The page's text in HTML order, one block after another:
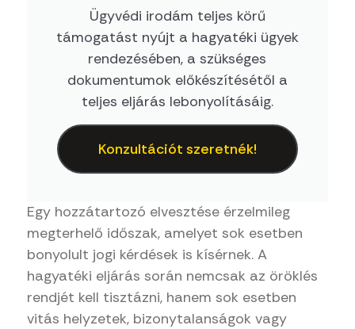
Ügyvédi irodám teljes körű
támogatást nyújt a hagyatéki ügyek
rendezésében, a szükséges
dokumentumok előkészítésétől a
teljes eljárás lebonyolításáig.
Konzultációt szeretnék!
Egy hozzátartozó elvesztése érzelmileg
megterhelő időszak, amelyet sok esetben
bonyolult jogi kérdések is kísérnek. A
hagyatéki eljárás során nemcsak az öröklés
rendjét kell tisztázni, hanem sok esetben
vitás helyzetek, bizonytalanságok vagy